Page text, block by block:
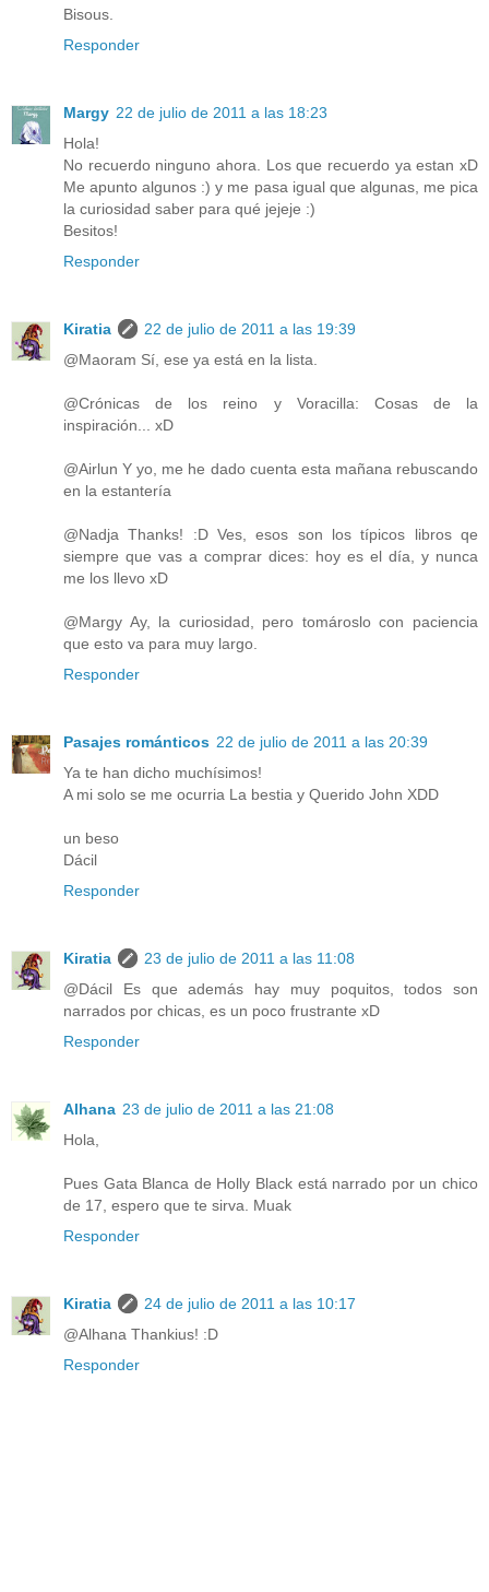
Bisous.
Responder
Margy 22 de julio de 2011 a las 18:23
Hola!
No recuerdo ninguno ahora. Los que recuerdo ya estan xD
Me apunto algunos :) y me pasa igual que algunas, me pica
la curiosidad saber para qué jejeje :)
Besitos!
Responder
Kiratia
22 de julio de 2011 a las 19:39
@Maoram Sí, ese ya está en la lista.
@Crónicas de los reino y Voracilla: Cosas de la
inspiración... xD
@Airlun Y yo, me he dado cuenta esta mañana rebuscando
en la estantería
@Nadja Thanks! :D Ves, esos son los típicos libros qe
siempre que vas a comprar dices: hoy es el día, y nunca
me los llevo xD
@Margy Ay, la curiosidad, pero tomároslo con paciencia
que esto va para muy largo.
Responder
Pasajes románticos 22 de julio de 2011 a las 20:39
Ya te han dicho muchísimos!
A mi solo se me ocurria La bestia y Querido John XDD
un beso
Dácil
Responder
Kiratia
23 de julio de 2011 a las 11:08
@Dácil Es que además hay muy poquitos, todos son
narrados por chicas, es un poco frustrante xD
Responder
Alhana 23 de julio de 2011 a las 21:08
Hola,
Pues Gata Blanca de Holly Black está narrado por un chico
de 17, espero que te sirva. Muak
Responder
Kiratia
24 de julio de 2011 a las 10:17
@Alhana Thankius! :D
Responder